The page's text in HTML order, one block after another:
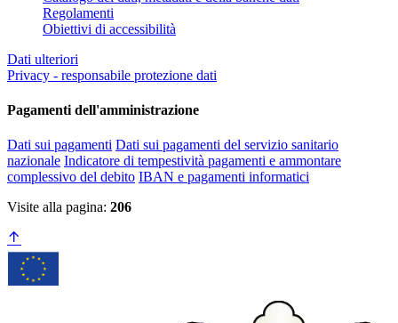
Regolamenti
Obiettivi di accessibilità
Dati ulteriori
Privacy - responsabile protezione dati
Pagamenti dell'amministrazione
Dati sui pagamenti Dati sui pagamenti del servizio sanitario
nazionale Indicatore di tempestività pagamenti e ammontare
complessivo del debito IBAN e pagamenti informatici
Visite alla pagina: 206